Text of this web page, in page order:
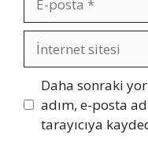
posta
İnternet
sitesi
Daha sonraki
adım, e-posta
tarayıcıya